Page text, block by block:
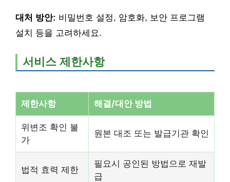
대처 방안: 비밀번호 설정, 암호화, 보안 프로그램
설치 등을 고려하세요.
서비스 제한사항
제한사항 해결/대안 방법
위변조 확인 불
가
원본 대조 또는 발급기관 확인
법적 효력 제한
필요시 공인된 방법으로 재발
급